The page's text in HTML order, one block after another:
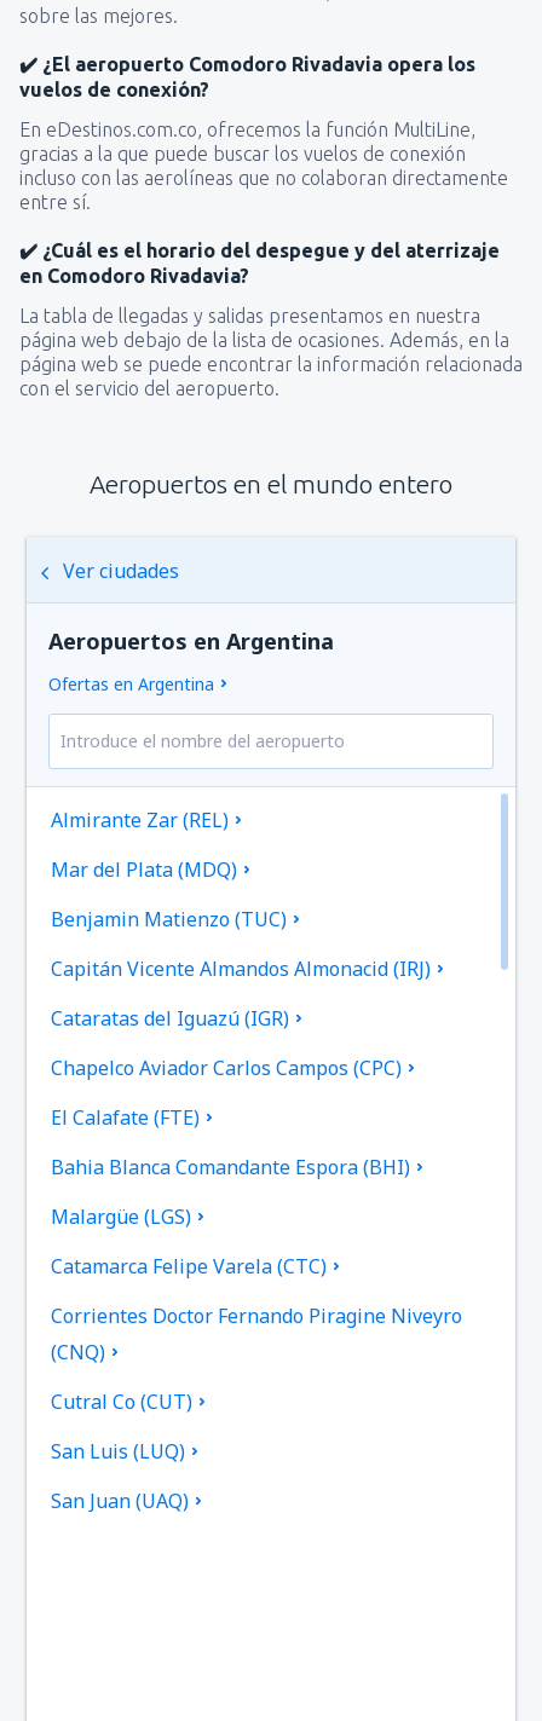
sobre las mejores.
✔️ ¿El aeropuerto Comodoro Rivadavia opera los
vuelos de conexión?
En eDestinos.com.co, ofrecemos la función MultiLine,
gracias a la que puede buscar los vuelos de conexión
incluso con las aerolíneas que no colaboran directamente
entre sí.
✔️ ¿Cuál es el horario del despegue y del aterrizaje
en Comodoro Rivadavia?
La tabla de llegadas y salidas presentamos en nuestra
página web debajo de la lista de ocasiones. Además, en la
página web se puede encontrar la información relacionada
con el servicio del aeropuerto.
Aeropuertos en el mundo entero
Ver ciudades
Aeropuertos en Argentina
Ofertas en Argentina
Almirante Zar (REL)
Mar del Plata (MDQ)
Benjamin Matienzo (TUC)
Capitán Vicente Almandos Almonacid (IRJ)
Cataratas del Iguazú (IGR)
Chapelco Aviador Carlos Campos (CPC)
El Calafate (FTE)
Bahia Blanca Comandante Espora (BHI)
Malargüe (LGS)
Catamarca Felipe Varela (CTC)
Corrientes Doctor Fernando Piragine Niveyro
(CNQ)
Cutral Co (CUT)
San Luis (LUQ)
San Juan (UAQ)